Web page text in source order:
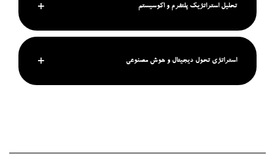
تحلیل استراتژیک پلتفرم و اکوسیستم
استراتژی تحول دیجیتال و هوش مصنوعی